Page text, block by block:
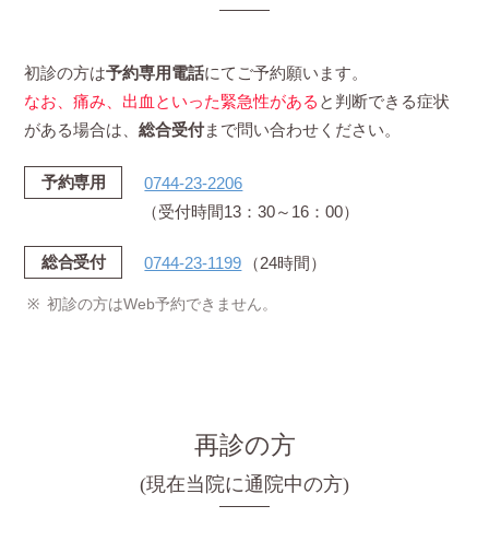
初診の方は予約専用電話にてご予約願います。
なお、痛み、出血といった緊急性がある と判断できる症状
がある場合は、総合受付まで問い合わせください。
予約専用
0744-23-2206
（受付時間13：30～16：00）
総合受付 0744-23-1199 （24時間）
初診の方はWeb予約できません。
再診の方
(現在当院に通院中の方)